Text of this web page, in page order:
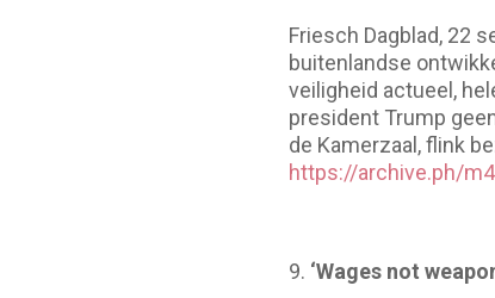
Friesch Dagblad, 22
buitenlandse
veiligheid actueel,
president Trump
de Kamerzaal, flink
https://archive.ph/
‘Wages not